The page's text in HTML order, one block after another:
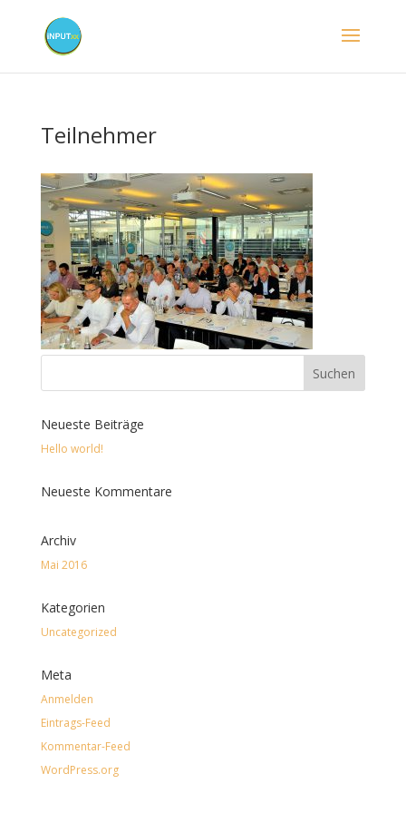
Teilnehmer
Neueste Beiträge
Hello world!
Neueste Kommentare
Archiv
Mai 2016
Kategorien
Uncategorized
Meta
Anmelden
Eintrags-Feed
Kommentar-Feed
WordPress.org